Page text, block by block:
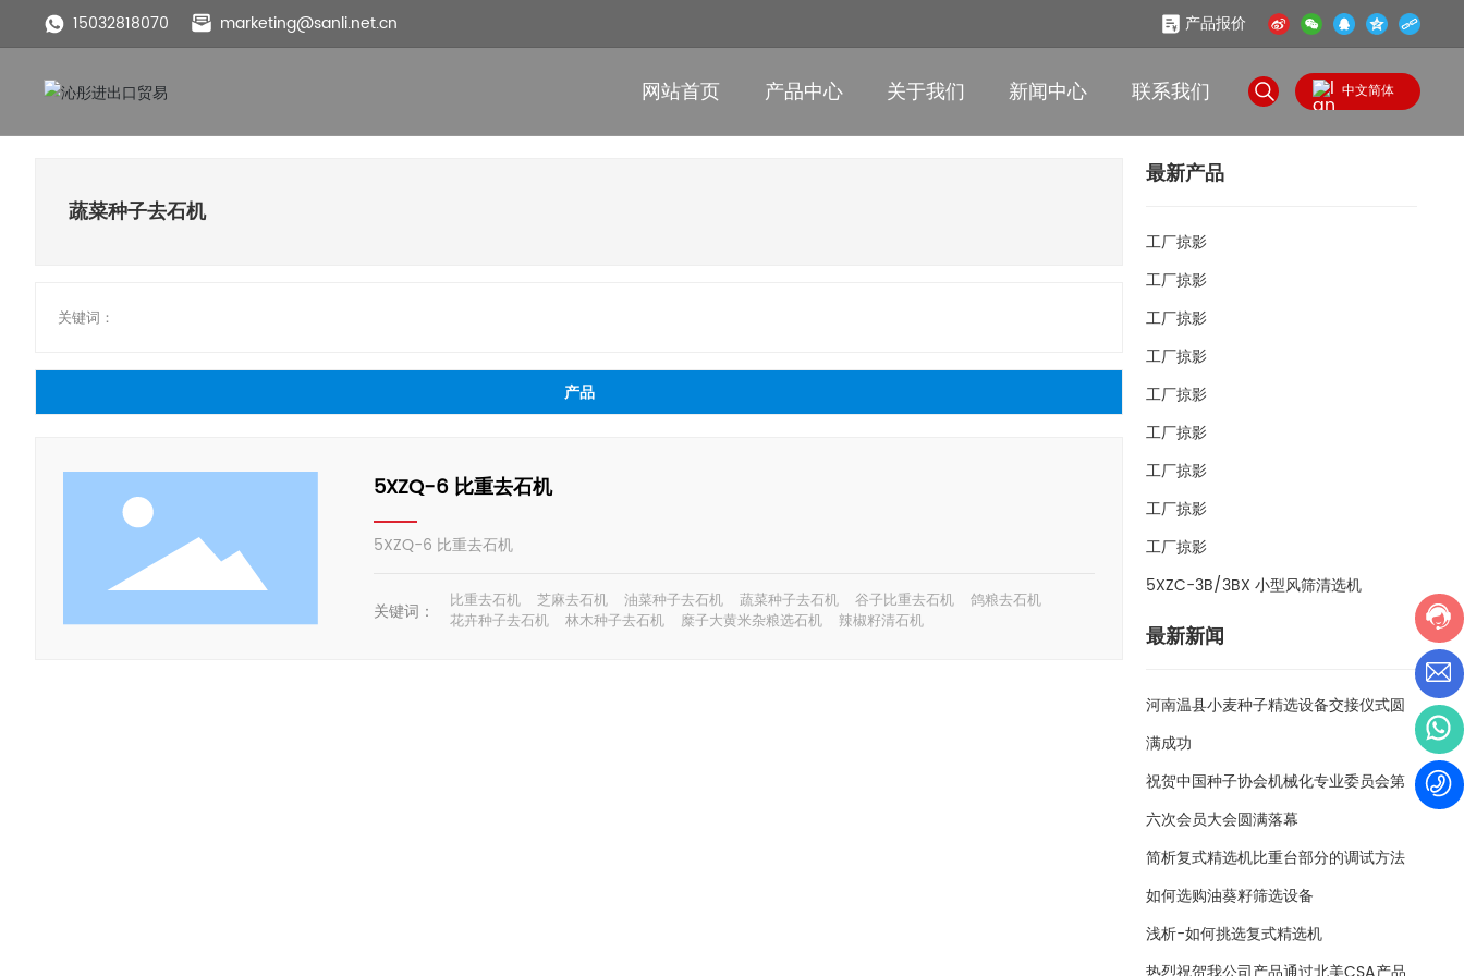
15032818070 marketing@sanli.net.cn 产品报价
网站首页 产品中心 关于我们 新闻中心 联系我们 中文简体
English
蔬菜种子去石机
关键词：
产品
5XZQ-6 比重去石机
5XZQ-6 比重去石机
关键词： 比重去石机 芝麻去石机 油菜种子去石机 蔬菜种子去石机 谷子比重去石机
鸽粮去石机
花卉种子去石机
林木种子去石机 糜子大黄米杂粮选石机 辣椒籽清石机
最新产品
工厂掠影
工厂掠影
工厂掠影
工厂掠影
工厂掠影
工厂掠影
工厂掠影
工厂掠影
工厂掠影
5XZC-3B/3BX 小型风筛清选机
最新新闻
河南温县小麦种子精选设备交接仪式圆
满成功
祝贺中国种子协会机械化专业委员会第
六次会员大会圆满落幕
简析复式精选机比重台部分的调试方法
如何选购油葵籽筛选设备
浅析-如何挑选复式精选机